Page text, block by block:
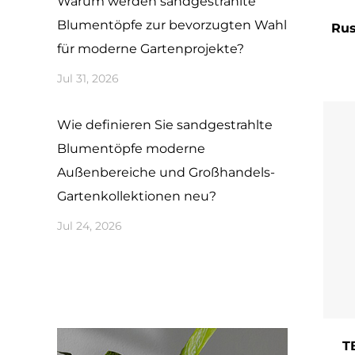
Blumentöpfe zur bevorzugten Wahl
für moderne Gartenprojekte?
Jul 31, 2026
Wie definieren Sie sandgestrahlte
Blumentöpfe moderne
Außenbereiche und Großhandels-
Gartenkollektionen neu?
Jul 24, 2026